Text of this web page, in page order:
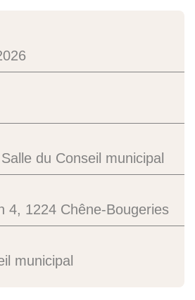
du Conseil municipal
4, 1224 Chêne-Bougeries
municipal